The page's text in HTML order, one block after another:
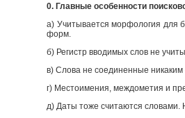
0. Главные особенности
а) Учитывается морфология для
форм.
б) Регистр вводимых слов не
в) Слова не соединенные
г) Местоимения, междометия и
д) Даты тоже считаются